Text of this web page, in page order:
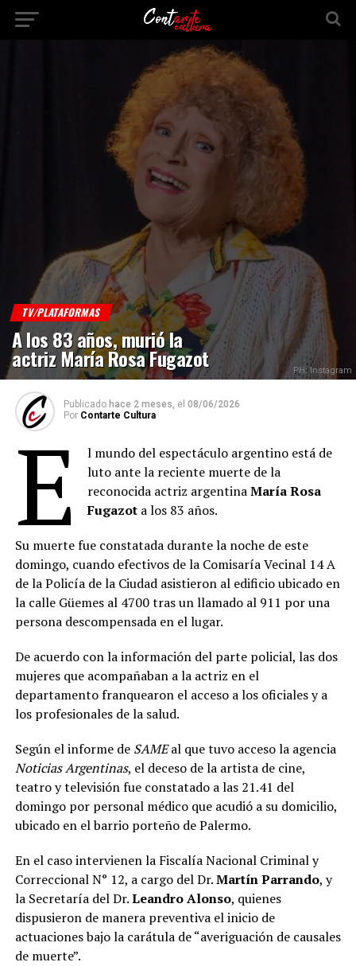
TV/PLATAFORMAS
A los 83 años, murió la
actriz María Rosa Fugazot PH: Instagram
Publicado hace 2 meses, el 08/06/2026
Por Contarte Cultura
E
l mundo del espectáculo argentino está de
luto ante la reciente muerte de la
reconocida actriz argentinaMaría Rosa
Fugazot a los 83 años.
Su muerte fue constatada durante la noche de este
domingo, cuando efectivos de la Comisaría Vecinal 14 A
de la Policía de la Ciudad asistieron al edificio ubicado en
la calle Güemes al 4700 tras un llamado al 911 por una
persona descompensada en el lugar.
De acuerdo con la información del parte policial, las dos
mujeres que acompañaban a la actriz en el
departamento franquearon el acceso a los oficiales y a
los profesionales de la salud.
Según el informe de SAMEal que tuvo acceso la agencia
Noticias Argentinas, el deceso de la artista de cine,
teatro y televisión fue constatado a las 21.41 del
domingo por personal médico que acudió a su domicilio,
ubicado en el barrio porteño de Palermo.
En el caso intervienen la Fiscalía Nacional Criminal y
Correccional N° 12, a cargo del Dr.Martín Parrando, y
la Secretaría del Dr.Leandro Alonso, quienes
dispusieron de manera preventiva el inicio de
actuaciones bajo la carátula de “averiguación de causales
de muerte”.